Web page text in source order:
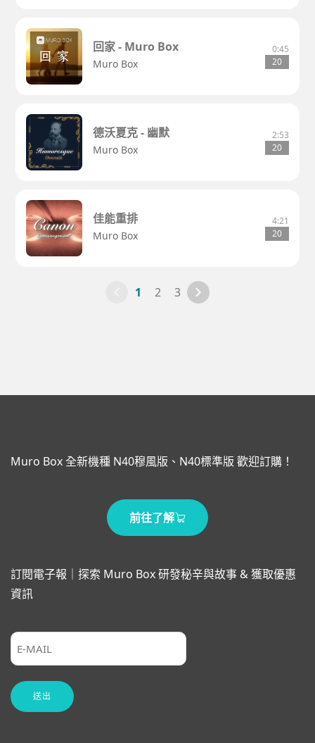
回家 - Muro Box
Muro Box
0:45
20
德沃夏克 - 幽默
Muro Box
2:53
20
佳能重排
Muro Box
4:21
20
1 2 3
Muro Box 全新機種 N40穆風版、N40標準版 歡迎訂購！
前往了解
訂閱電子報｜探索 Muro Box 研發秘辛與故事 & 獲取優惠
資訊